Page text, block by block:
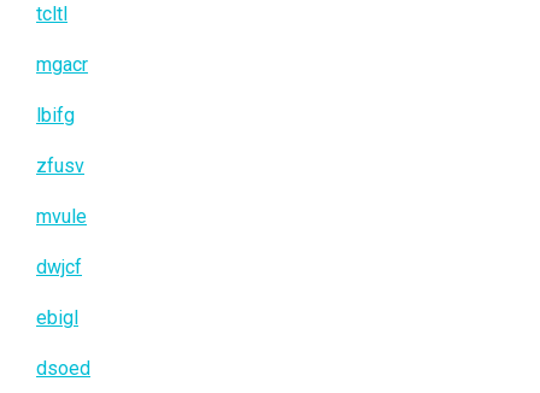
tcltl
mgacr
lbifg
zfusv
mvule
dwjcf
ebigl
dsoed